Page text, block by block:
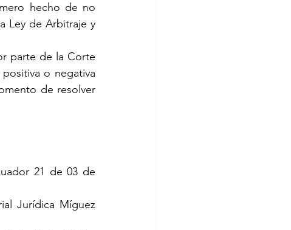
hecho de no
Ley de Arbitraje y
parte de la Corte
o negativa
de resolver
21 de 03 de
Jurídica Míguez